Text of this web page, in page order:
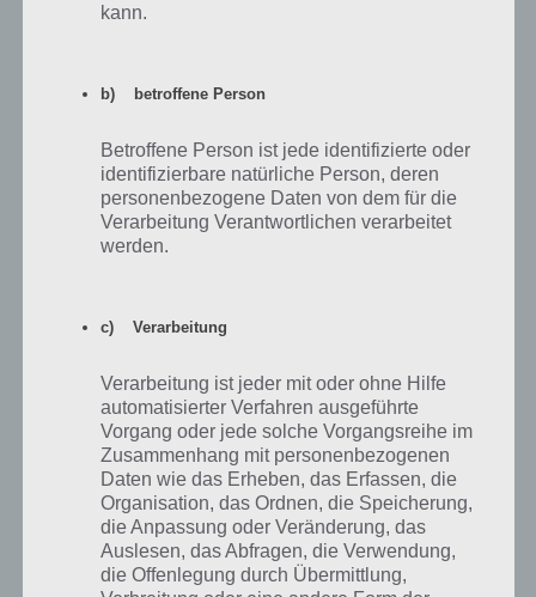
Sehr interessant ist hingegen die Fußmatte, die auch zu den
Zuhause betrittst (von der Weltkarte). So kannst du dich direkt ins
werden muss).
Betrittst du dein Haus, startest du in Last Day On
kann.
b) betroffene Person
Betroffene Person ist jede identifizierte oder
identifizierbare natürliche Person, deren
personenbezogene Daten von dem für die
Verarbeitung Verantwortlichen verarbeitet
werden.
c) Verarbeitung
Verarbeitung ist jeder mit oder ohne Hilfe
automatisierter Verfahren ausgeführte
Vorgang oder jede solche Vorgangsreihe im
Zusammenhang mit personenbezogenen
Daten wie das Erheben, das Erfassen, die
Organisation, das Ordnen, die Speicherung,
die Anpassung oder Veränderung, das
Auslesen, das Abfragen, die Verwendung,
die Offenlegung durch Übermittlung,